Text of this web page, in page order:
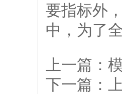
要指标外
中，为了
上一篇：
下一篇：